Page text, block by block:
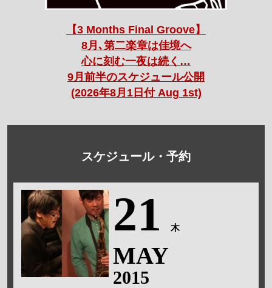
【3 Months Final Groove】
8月､第二楽章は佳境へ
心に刻む一夜は続く…
9月前半のスケジュール公開
(2026年8月1日付 Aug 1st)
スケジュール・予約
21 木
MAY
2015